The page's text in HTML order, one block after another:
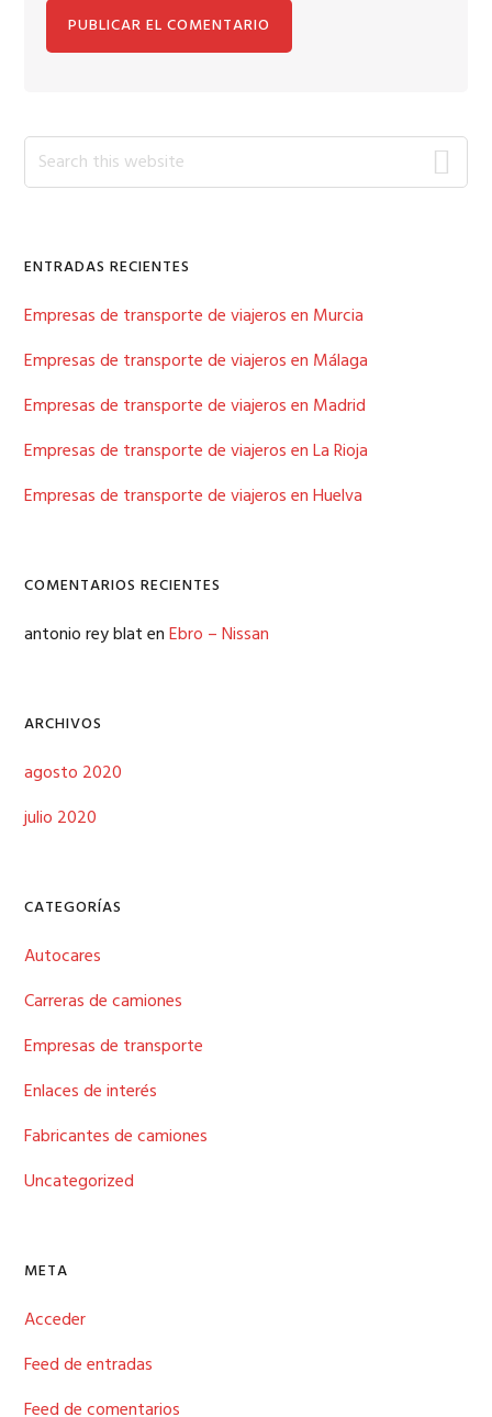
Primary
Sidebar
Search
this
ENTRADAS RECIENTES
Empresas de transporte de viajeros en Murcia
Empresas de transporte de viajeros en Málaga
Empresas de transporte de viajeros en Madrid
Empresas de transporte de viajeros en La Rioja
Empresas de transporte de viajeros en Huelva
COMENTARIOS RECIENTES
antonio rey blatenEbro – Nissan
ARCHIVOS
agosto 2020
julio 2020
CATEGORÍAS
Autocares
Carreras de camiones
Empresas de transporte
Enlaces de interés
Fabricantes de camiones
Uncategorized
META
Acceder
Feed de entradas
Feed de comentarios